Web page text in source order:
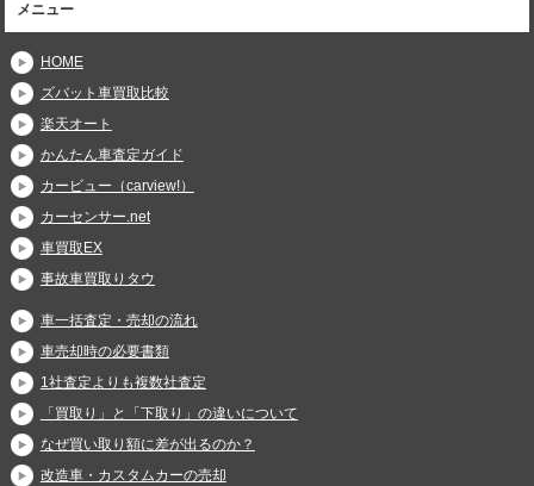
メニュー
HOME
ズバット車買取比較
楽天オート
かんたん車査定ガイド
カービュー（carview!）
カーセンサー.net
車買取EX
事故車買取りタウ
車一括査定・売却の流れ
車売却時の必要書類
1社査定よりも複数社査定
「買取り」と「下取り」の違いについて
なぜ買い取り額に差が出るのか？
改造車・カスタムカーの売却